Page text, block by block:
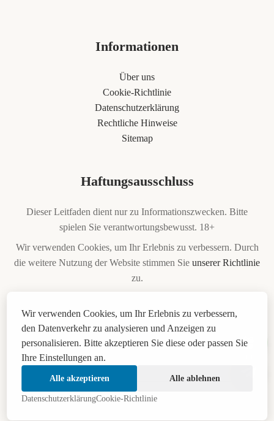
Informationen
Über uns
Cookie-Richtlinie
Datenschutzerklärung
Rechtliche Hinweise
Sitemap
Haftungsausschluss
Dieser Leitfaden dient nur zu Informationszwecken. Bitte
spielen Sie verantwortungsbewusst. 18+
Wir verwenden Cookies, um Ihr Erlebnis zu verbessern. Durch
die weitere Nutzung der Website stimmen Sie unserer Richtlinie
zu.
möglicherweise eine Provision, wenn Sie über diese Links
einkaufen, ohne dass Ihnen zusätzliche Kosten entstehen.
Wenn Sie unter Spielsucht leiden, finden Sie hierHilfe.
Wir verwenden Cookies, um Ihr Erlebnis zu verbessern,
den Datenverkehr zu analysieren und Anzeigen zu
personalisieren. Bitte akzeptieren Sie diese oder passen Sie
Ihre Einstellungen an.
Alle akzeptieren Alle ablehnen
DatenschutzerklärungCookie-Richtlinie